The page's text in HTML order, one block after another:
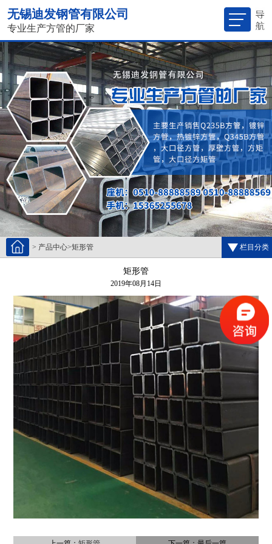
无锡迪发钢管有限公司
专业生产方管的厂家
> 产品中心>矩形管 栏目分类
矩形管
2019年08月14日